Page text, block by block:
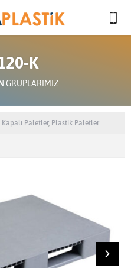
K
GRUPLARIMIZ
Kapalı Paletler, Plastik Paletler